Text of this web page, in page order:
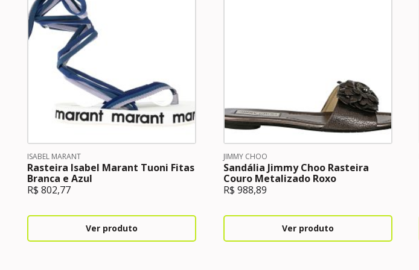
ISABEL MARANT
Rasteira Isabel Marant Tuoni Fitas
Branca e Azul
R$ 802,77
Ver produto
JIMMY CHOO
Sandália Jimmy Choo Rasteira
Couro Metalizado Roxo
R$ 988,89
Ver produto